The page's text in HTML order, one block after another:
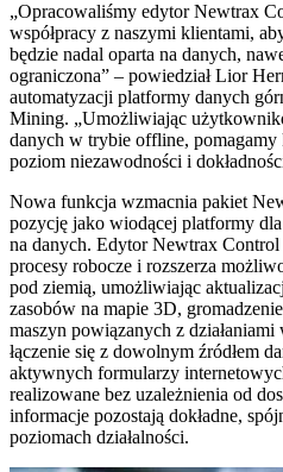
„Opracowaliśmy edytor Newtrax
współpracy z naszymi klientami,
będzie nadal oparta na danych,
ograniczona” – powiedział Lior
automatyzacji platformy danych
Mining. „Umożliwiając
danych w trybie offline,
poziom niezawodności i
Nowa funkcja wzmacnia pakiet
pozycję jako wiodącej platformy
na danych. Edytor Newtrax
procesy robocze i rozszerza
pod ziemią, umożliwiając
zasobów na mapie 3D,
maszyn powiązanych z
łączenie się z dowolnym źródłem
aktywnych formularzy
realizowane bez uzależnienia od
informacje pozostają dokładne,
poziomach działalności.